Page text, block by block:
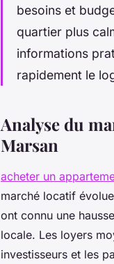
besoins et
quartier plus
informations
rapidement le
Analyse du
Marsan
acheter un
marché locatif
ont connu une
locale. Les loyers
investisseurs et les